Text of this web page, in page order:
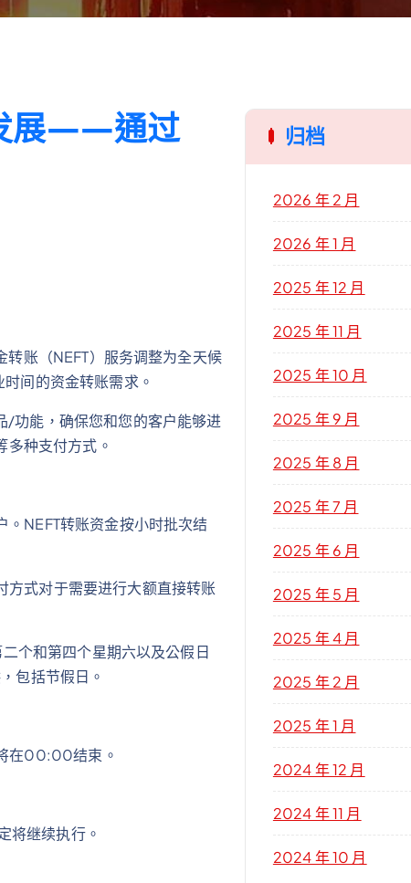
展——通过
账（NEFT）服务调整为全天候
间的资金转账需求。
/功能，确保您和您的客户能够进
多种支付方式。
NEFT转账资金按小时批次结
方式对于需要进行大额直接转账
个和第四个星期六以及公假日
包括节假日。
在00:00结束。
将继续执行。
归档
2026 年 2 月
2026 年 1 月
2025 年 12 月
2025 年 11 月
2025 年 10 月
2025 年 9 月
2025 年 8 月
2025 年 7 月
2025 年 6 月
2025 年 5 月
2025 年 4 月
2025 年 2 月
2025 年 1 月
2024 年 12 月
2024 年 11 月
2024 年 10 月